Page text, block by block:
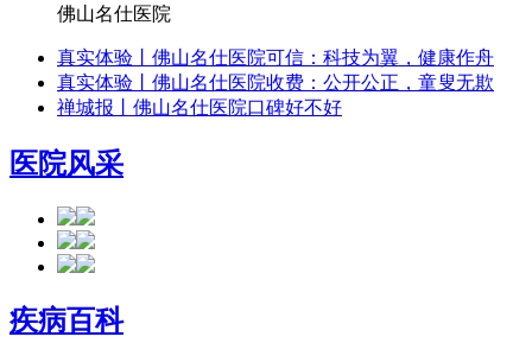
佛山名仕医院
真实体验丨佛山名仕医院可信：科技为翼，健康作舟
真实体验丨佛山名仕医院收费：公开公正，童叟无欺
禅城报丨佛山名仕医院口碑好不好
医院风采
疾病百科